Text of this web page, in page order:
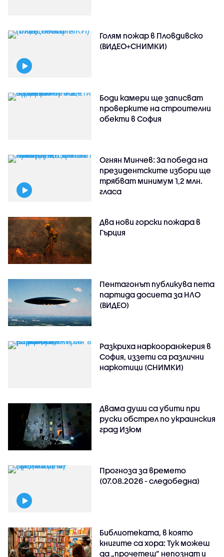
Голям пожар в Пловдивско
(ВИДЕО+СНИМКИ)
Боди камери ще записват
проверките на строителни
обекти в София
Огнян Минчев: За победа на
президентските избори ще
трябват минимум 1,2 млн.
гласа
Два нови горски пожара в
Гърция
Пентагонът публикува пета
партида досиета за НЛО
(ВИДЕО)
Разкриха наркооранжерия в
София, иззети са различни
наркотици (СНИМКИ)
Двама души са убити при
руски обстрeл по украинския
град Изюм
Прогноза за времето
(07.08.2026 - следобедна)
Библиотеката, в която
книгите са хора: Тук можеш
да „прочетеш“ непознат и